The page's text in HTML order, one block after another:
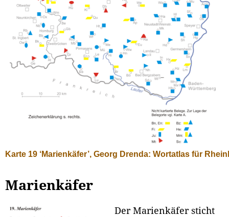
Karte 19 ‘Marienkäfer’, Georg Drenda: Wortatlas für
Marienkäfer
Der Marienkäfer sticht